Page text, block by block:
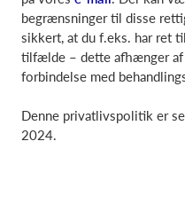
begrænsninger til disse
sikkert, at du f.eks. har ret
tilfælde – dette afhænger
forbindelse med
Denne privatlivspolitik er
2024.